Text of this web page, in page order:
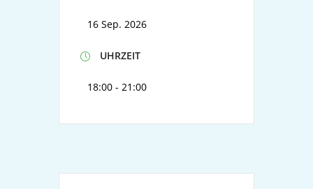
16 Sep. 2026
UHRZEIT
18:00 - 21:00